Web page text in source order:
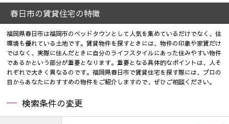
春日市の賃貸住宅の特徴
福岡県春日市は福岡市のベッドタウンとして人気を集めているだけでなく、住
環境も優れている土地です。賃貸物件を探すときには、物件の印象や家賃だけ
ではなく、実際に住んだときに自分のライフスタイルにあった住みやすい物件
であるかという部分が重要となります。重要となる具体的なポイントは、人そ
れぞれで大きく異なるのです。福岡県春日市で賃貸住宅を探す際には、プロの
目からあなたにおすすめの物件をご紹介しますので、ぜひご相談ください。
検索条件の変更